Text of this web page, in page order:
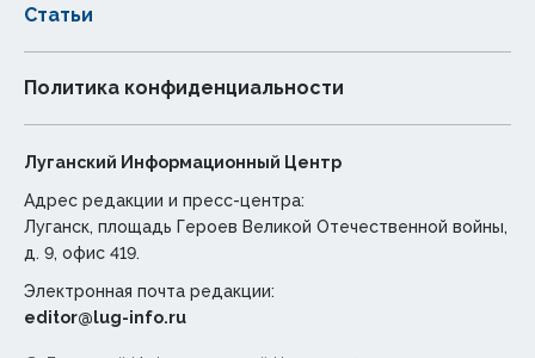
Статьи
Политика конфиденциальности
Луганский Информационный Центр
Адрес редакции и пресс-центра:
Луганск, площадь Героев Великой Отечественной войны,
д. 9, офис 419.
Электронная почта редакции:
editor@lug-info.ru